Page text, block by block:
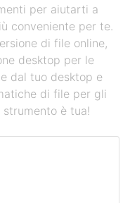
per aiutarti a
conveniente per te.
di file online,
desktop per le
dal tuo desktop e
di file per gli
è tua!